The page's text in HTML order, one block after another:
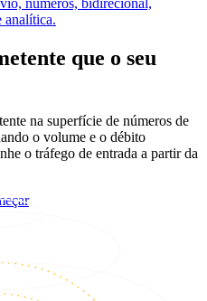
analítica.
que o seu
na superfície de números de
o volume e o débito
o tráfego de entrada a partir da